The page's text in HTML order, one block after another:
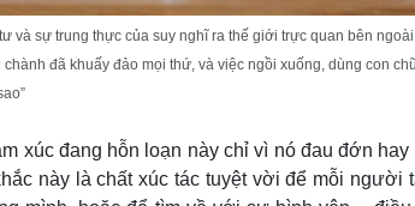
và sự trung thực của suy nghĩ ra thế giới trực quan bên
đã khuấy đảo mọi thứ, và việc ngồi xuống, dùng con
xúc đang hỗn loạn này chỉ vì nó đau đớn hay
này là chất xúc tác tuyệt vời để mỗi người